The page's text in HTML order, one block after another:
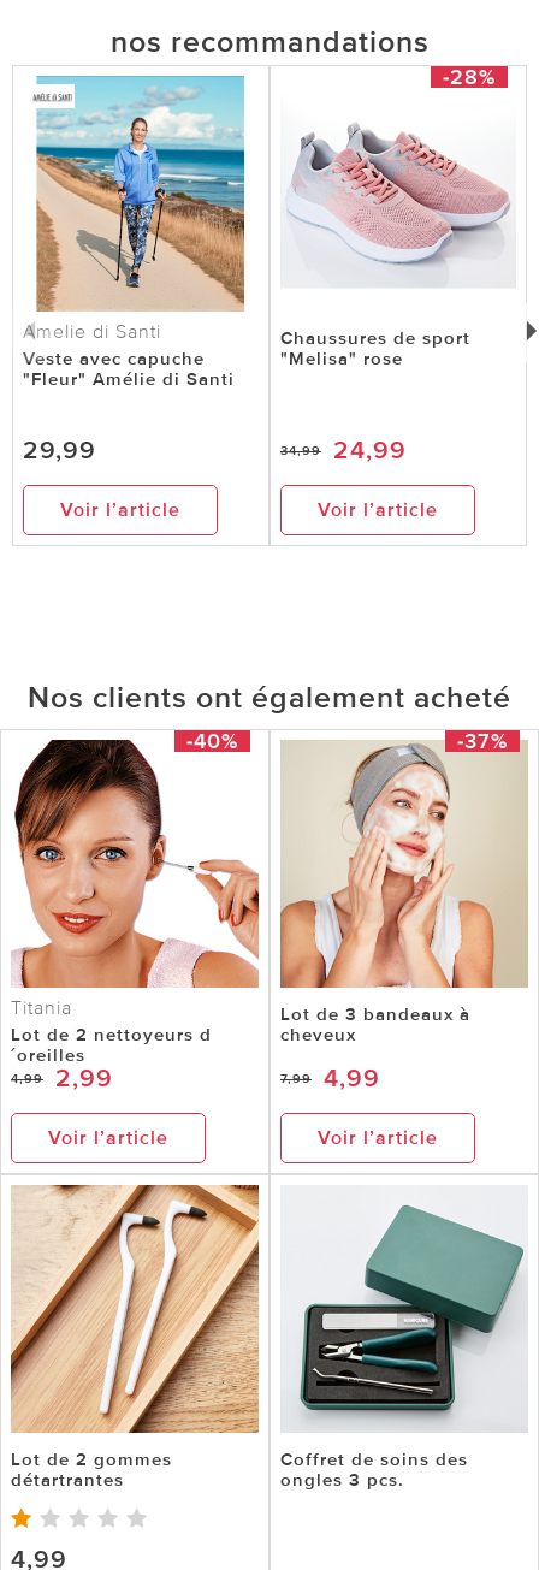
nos recommandations
Amelie di Santi
Veste avec capuche
"Fleur" Amélie di Santi
29,99
Voir l’article
-28%
Chaussures de sport
"Melisa" rose
34,99 24,99
Voir l’article
Nos clients ont également acheté
-40%
Titania
Lot de 2 nettoyeurs d
´oreilles
4,99 2,99
Voir l’article
-37%
Lot de 3 bandeaux à
cheveux
7,99 4,99
Voir l’article
Lot de 2 gommes
détartrantes
4,99
Coffret de soins des
ongles 3 pcs.